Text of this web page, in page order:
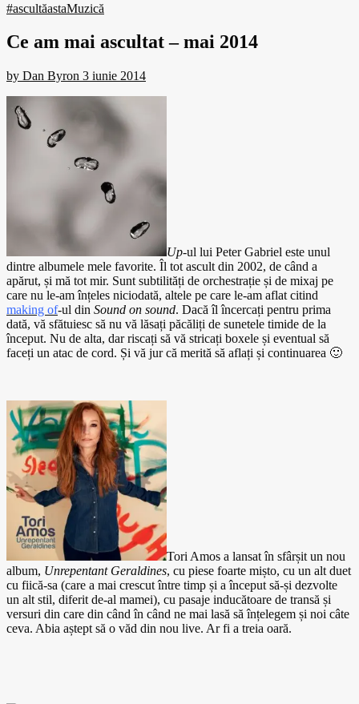
#ascultăastaMuzică
Ce am mai ascultat – mai 2014
by Dan Byron 3 iunie 2014
Up-ul lui Peter Gabriel este unul
dintre albumele mele favorite. Îl tot ascult din 2002, de când a
apărut, și mă tot mir. Sunt subtilități de orchestrație și de mixaj pe
care nu le-am înțeles niciodată, altele pe care le-am aflat citind
making of-ul din Sound on sound. Dacă îl încercați pentru prima
dată, vă sfătuiesc să nu vă lăsați păcăliți de sunetele timide de la
început. Nu de alta, dar riscați să vă stricați boxele și eventual să
faceți un atac de cord. Și vă jur că merită să aflați și continuarea 🙂
Tori Amos a lansat în sfârșit un nou
album, Unrepentant Geraldines, cu piese foarte mișto, cu un alt duet
cu fiică-sa (care a mai crescut între timp și a început să-și dezvolte
un alt stil, diferit de-al mamei), cu pasaje inducătoare de transă și
versuri din care din când în când ne mai lasă să înțelegem și noi câte
ceva. Abia aștept să o văd din nou live. Ar fi a treia oară.